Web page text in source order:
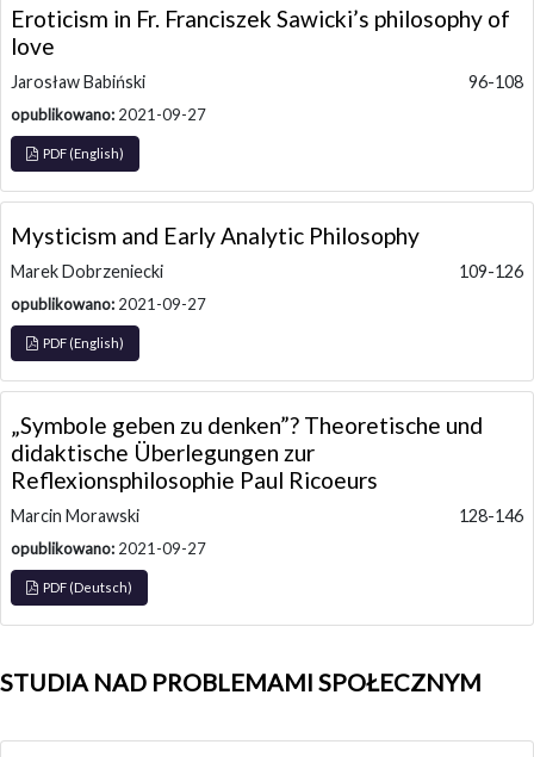
Eroticism in Fr. Franciszek Sawicki’s philosophy of
love
Jarosław Babiński 96-108
opublikowano: 2021-09-27
PDF (English)
Mysticism and Early Analytic Philosophy
Marek Dobrzeniecki 109-126
opublikowano: 2021-09-27
PDF (English)
„Symbole geben zu denken”? Theoretische und
didaktische Überlegungen zur
Reflexionsphilosophie Paul Ricoeurs
Marcin Morawski 128-146
opublikowano: 2021-09-27
PDF (Deutsch)
STUDIA NAD PROBLEMAMI SPOŁECZNYM